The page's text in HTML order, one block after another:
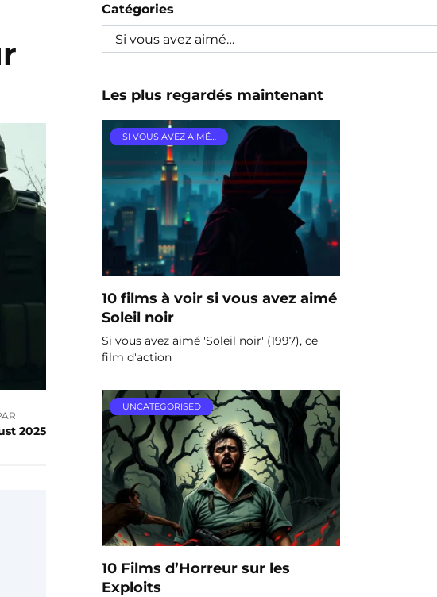
2025
Catégories
Les plus regardés maintenant
SI VOUS AVEZ AIMÉ…
10 films à voir si vous avez aimé
Soleil noir
Si vous avez aimé 'Soleil noir' (1997), ce
film d'action
UNCATEGORISED
10 Films d’Horreur sur les
Exploits